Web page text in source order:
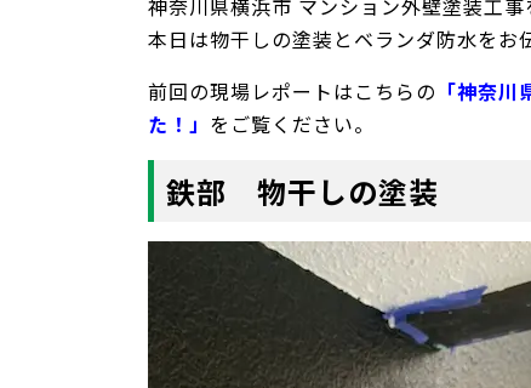
神奈川県横浜市 マンション外壁塗装工事
本日は物干しの塗装とベランダ防水をお
前回の現場レポートはこちらの 「神奈
た！」 をご覧ください。
鉄部 物干しの塗装